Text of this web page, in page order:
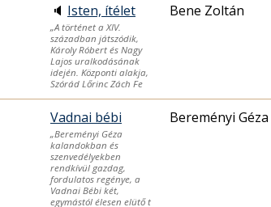
🔈 Isten, ítélet
„A történet a XIV.
században játszódik,
Károly Róbert és Nagy
Lajos uralkodásának
idején. Központi alakja,
Szórád Lőrinc Zách Fe
Bene Zoltán
Vadnai bébi
„Bereményi Géza
kalandokban és
szenvedélyekben
rendkívül gazdag,
fordulatos regénye, a
Vadnai Bébi két,
egymástól élesen elütő t
Bereményi Géza